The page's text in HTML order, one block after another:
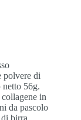
polvere di
56g.
in
da pascolo
birra,